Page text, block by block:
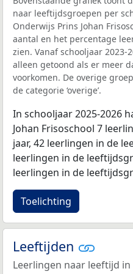
naar leeftijdsgroepen per
Onderwijs Prins Johan
aantal en het percentage
zien. Vanaf schooljaar
alleen getoond als er meer
voorkomen. De overige
de categorie ‘overige’.
In schooljaar 2025-2026
Johan Frisoschool 7
jaar, 42 leerlingen in de
leerlingen in de
leerlingen in de
Toelichting
Leeftijden
Leerlingen naar leeftijd in